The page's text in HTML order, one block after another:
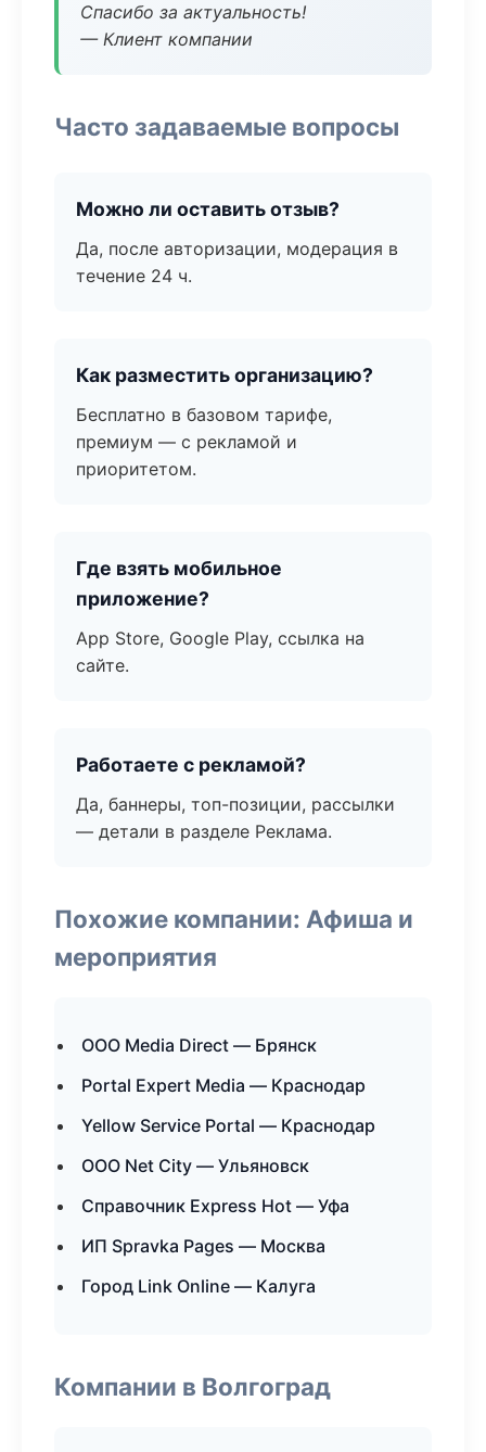
Спасибо за актуальность!
— Клиент компании
Часто задаваемые вопросы
Можно ли оставить отзыв?
Да, после авторизации, модерация в
течение 24 ч.
Как разместить организацию?
Бесплатно в базовом тарифе,
премиум — с рекламой и
приоритетом.
Где взять мобильное
приложение?
App Store, Google Play, ссылка на
сайте.
Работаете с рекламой?
Да, баннеры, топ-позиции, рассылки
— детали в разделе Реклама.
Похожие компании: Афиша и
мероприятия
ООО Media Direct — Брянск
Portal Expert Media — Краснодар
Yellow Service Portal — Краснодар
ООО Net City — Ульяновск
Справочник Express Hot — Уфа
ИП Spravka Pages — Москва
Город Link Online — Калуга
Компании в Волгоград